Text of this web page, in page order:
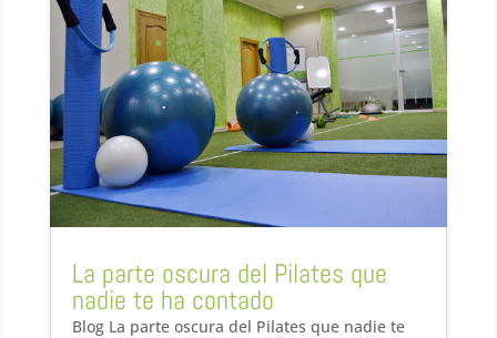
La parte oscura del Pilates que
nadie te ha contado
Blog La parte oscura del Pilates que nadie te